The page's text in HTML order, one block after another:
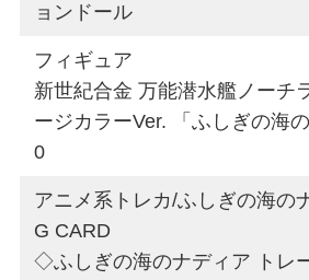
ョンドール
フィギュア
新世紀合金 万能潜水艦ノーチ
ージカラーVer. 「ふしぎの海
0
アニメ系トレカ/ふしぎの海の
G CARD
◇ふしぎの海のナディア トレ